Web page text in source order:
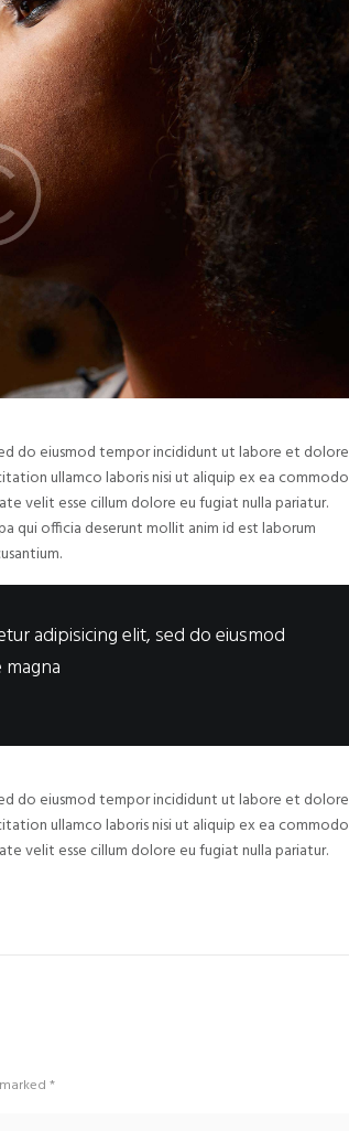
do eiusmod tempor incididunt ut labore et dolore
ullamco laboris nisi ut aliquip ex ea commodo
velit esse cillum dolore eu fugiat nulla pariatur.
qui officia deserunt mollit anim id est laborum
adipisicing elit, sed do eiusmod
do eiusmod tempor incididunt ut labore et dolore
ullamco laboris nisi ut aliquip ex ea commodo
velit esse cillum dolore eu fugiat nulla pariatur.
*